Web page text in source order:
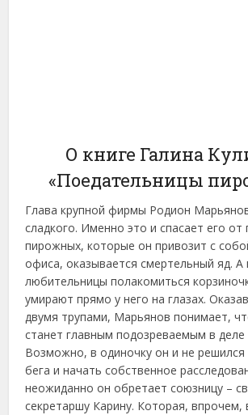
О книге Галина
«Поедательницы
Глава крупной фирмы Родион
сладкого. Именно это и спасает его от
пирожных, которые он привозит с
офиса, оказывается смертельный яд. А
любительницы полакомиться
умирают прямо у него на глазах.
двумя трупами, Марьянов понимает,
станет главным подозреваемым в деле
Возможно, в одиночку он и не решился
бега и начать собственное
неожиданно он обретает союзницу –
секретаршу Карину. Которая, впрочем,